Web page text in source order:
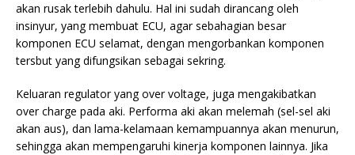
akan rusak terlebih dahulu. Hal ini sudah dirancang oleh
insinyur, yang membuat ECU, agar sebahagian besar
komponen ECU selamat, dengan mengorbankan komponen
tersbut yang difungsikan sebagai sekring.
Keluaran regulator yang over voltage, juga mengakibatkan
over charge pada aki. Performa aki akan melemah (sel-sel aki
akan aus), dan lama-kelamaan kemampuannya akan menurun,
sehingga akan mempengaruhi kinerja komponen lainnya. Jika